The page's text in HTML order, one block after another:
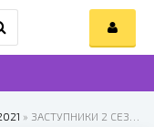
» ЗАСТУПНИКИ 2 СЕЗОН (2022)